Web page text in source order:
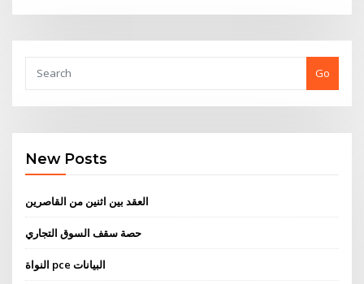
Go
New Posts
العقد بين اثنين من القاصرين
حصة سقف السوق التجاري
النواة pce البيانات